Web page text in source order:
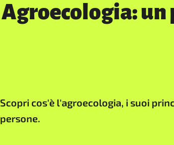
Agroecologia:
Scopri cos'è l'agroecologia, i suoi
persone.